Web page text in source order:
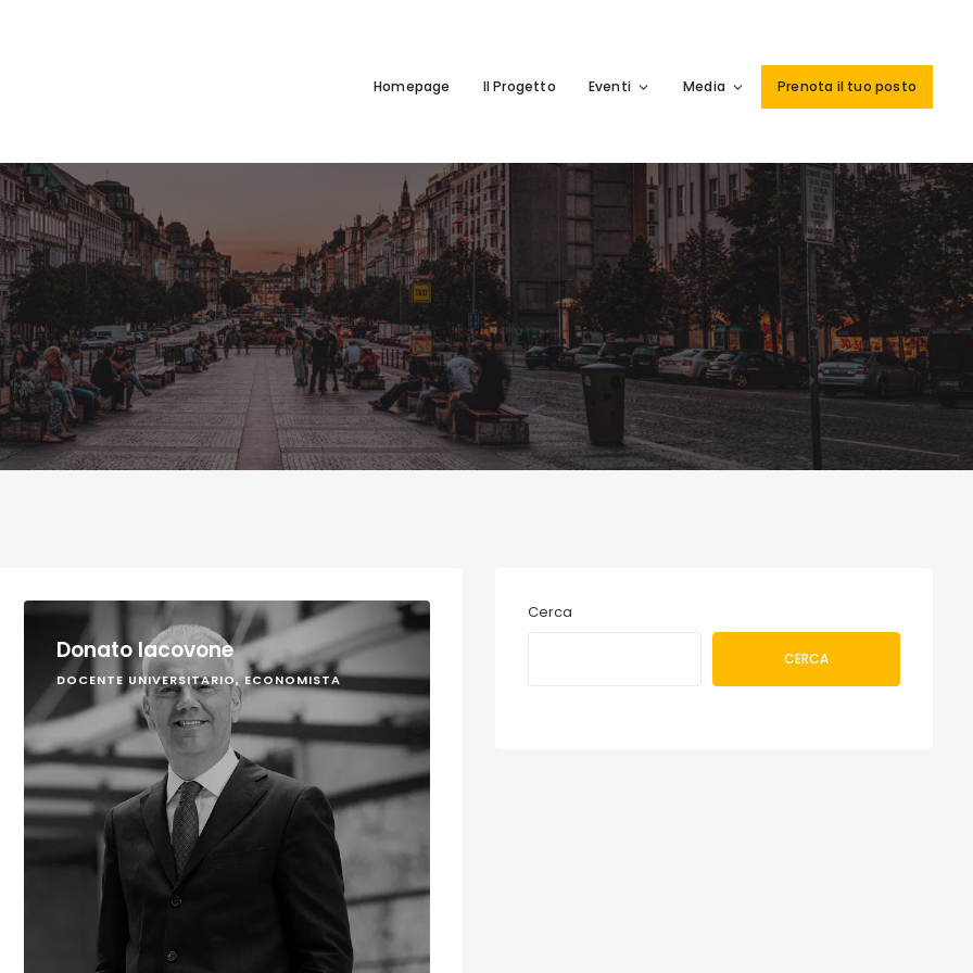
Homepage Il Progetto Eventi Media Prenota il tuo posto
Donato Iacovone
DOCENTE UNIVERSITARIO, ECONOMISTA
Cerca
CERCA